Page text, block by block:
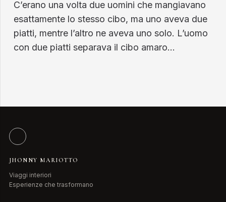
C’erano una volta due uomini che mangiavano
esattamente lo stesso cibo, ma uno aveva due
piatti, mentre l’altro ne aveva uno solo. L’uomo
con due piatti separava il cibo amaro…
JHONNY MARIOTTO
Viaggi interiori
Esperienze che trasformano